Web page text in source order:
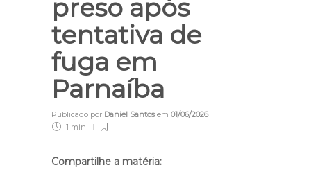
preso após
tentativa de
fuga em
Parnaíba
Publicado por Daniel Santosem 01/06/2026
1 min
Compartilhe a matéria: